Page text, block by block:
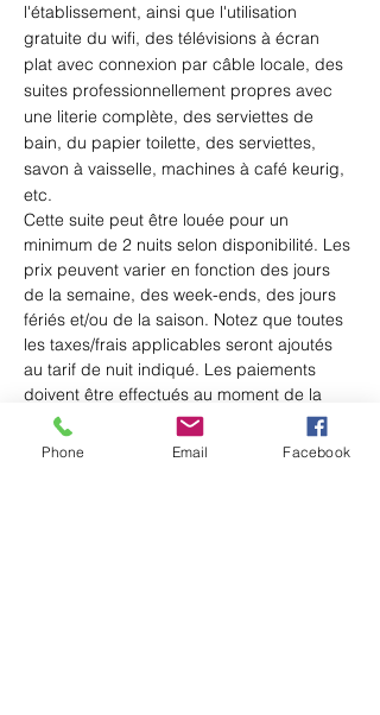
l'établissement, ainsi que l'utilisation
gratuite du wifi, des télévisions à écran
plat avec connexion par câble locale, des
suites professionnellement propres avec
une literie complète, des serviettes de
bain, du papier toilette, des serviettes,
savon à vaisselle, machines à café keurig,
etc.
Cette suite peut être louée pour un
minimum de 2 nuits selon disponibilité. Les
prix peuvent varier en fonction des jours
de la semaine, des week-ends, des jours
fériés et/ou de la saison. Notez que toutes
les taxes/frais applicables seront ajoutés
au tarif de nuit indiqué. Les paiements
doivent être effectués au moment de la
réservation.
Phone Email Facebook